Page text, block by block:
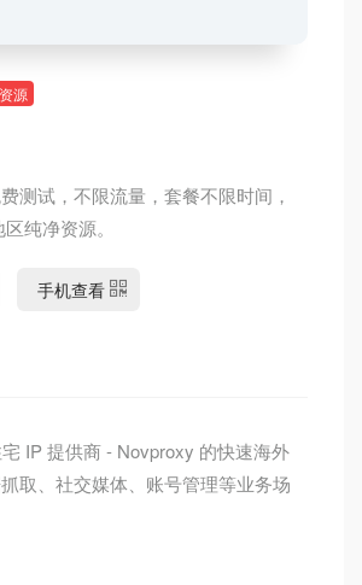
源
测试，不限流量，套餐不限时间，
纯净资源。
手机查看
IP 提供商 - Novproxy 的快速海外
取、社交媒体、账号管理等业务场